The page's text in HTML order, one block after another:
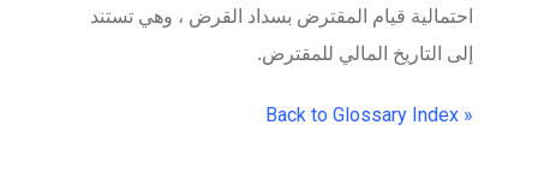
احتمالية قيام المقترض بسداد القرض ، وهي تستند
إلى التاريخ المالي للمقترض.
« Back to Glossary Index